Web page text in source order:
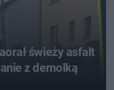
świeży asfalt
z demolką